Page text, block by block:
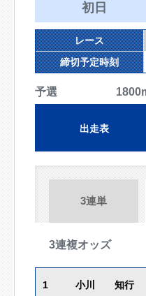
初日
レース
締切予定時刻
予選
出走表
3連単
3連複オッズ
1 小川 知行